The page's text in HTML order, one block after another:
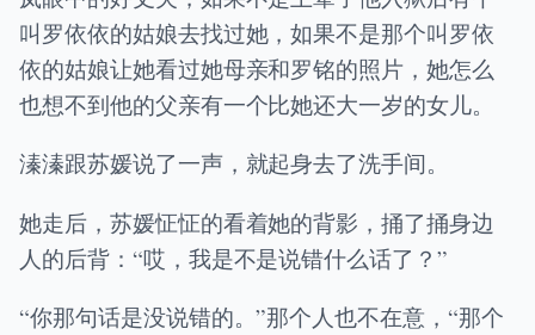
叫罗依依的姑娘去找过她，如果不是那个叫罗依
依的姑娘让她看过她母亲和罗铭的照片，她怎么
也想不到他的父亲有一个比她还大一岁的女儿。
溱溱跟苏媛说了一声，就起身去了洗手间。
她走后，苏媛怔怔的看着她的背影，捅了捅身边
人的后背：“哎，我是不是说错什么话了？”
“你那句话是没说错的。”那个人也不在意，“那个